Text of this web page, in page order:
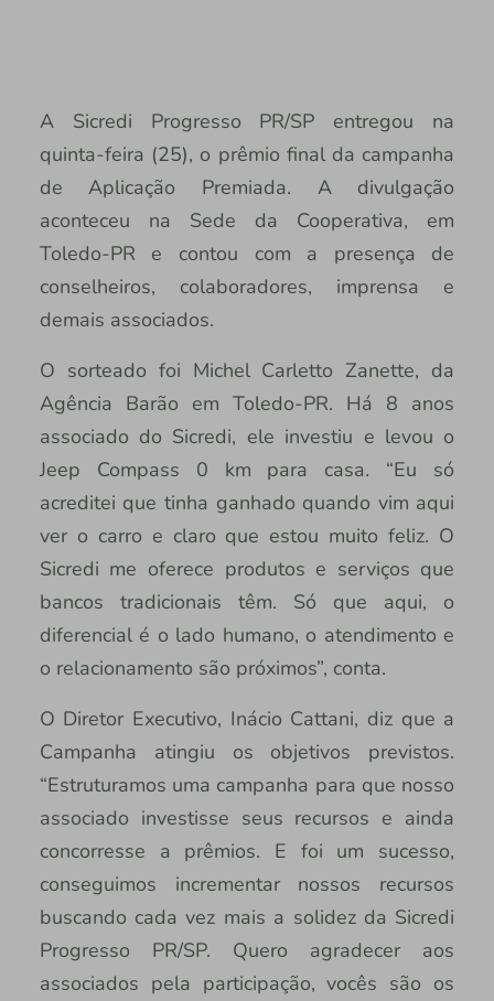
A Sicredi Progresso PR/SP entregou na
quinta-feira (25), o prêmio final da campanha
de Aplicação Premiada. A divulgação
aconteceu na Sede da Cooperativa, em
Toledo-PR e contou com a presença de
conselheiros, colaboradores, imprensa e
demais associados.
O sorteado foi Michel Carletto Zanette, da
Agência Barão em Toledo-PR. Há 8 anos
associado do Sicredi, ele investiu e levou o
Jeep Compass 0 km para casa. “Eu só
acreditei que tinha ganhado quando vim aqui
ver o carro e claro que estou muito feliz. O
Sicredi me oferece produtos e serviços que
bancos tradicionais têm. Só que aqui, o
diferencial é o lado humano, o atendimento e
o relacionamento são próximos”, conta.
O Diretor Executivo, Inácio Cattani, diz que a
Campanha atingiu os objetivos previstos.
“Estruturamos uma campanha para que nosso
associado investisse seus recursos e ainda
concorresse a prêmios. E foi um sucesso,
conseguimos incrementar nossos recursos
buscando cada vez mais a solidez da Sicredi
Progresso PR/SP. Quero agradecer aos
associados pela participação, vocês são os